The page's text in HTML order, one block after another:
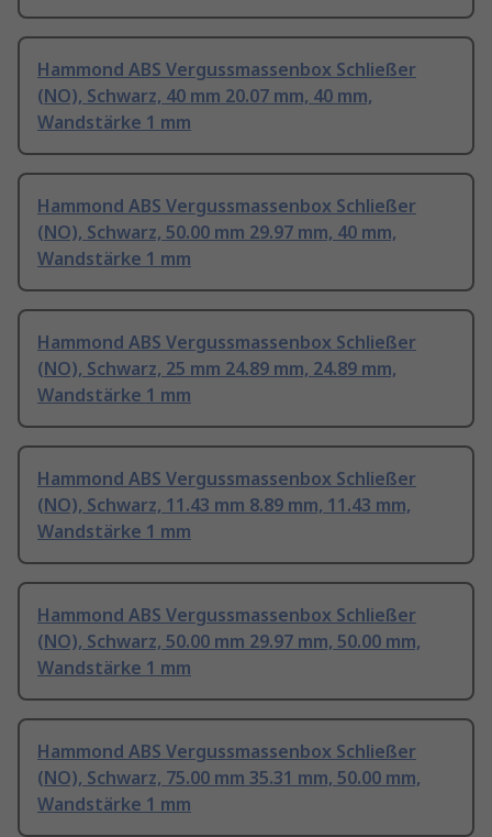
Hammond ABS Vergussmassenbox Schließer
(NO), Schwarz, 40 mm 20.07 mm, 40 mm,
Wandstärke 1 mm
Hammond ABS Vergussmassenbox Schließer
(NO), Schwarz, 50.00 mm 29.97 mm, 40 mm,
Wandstärke 1 mm
Hammond ABS Vergussmassenbox Schließer
(NO), Schwarz, 25 mm 24.89 mm, 24.89 mm,
Wandstärke 1 mm
Hammond ABS Vergussmassenbox Schließer
(NO), Schwarz, 11.43 mm 8.89 mm, 11.43 mm,
Wandstärke 1 mm
Hammond ABS Vergussmassenbox Schließer
(NO), Schwarz, 50.00 mm 29.97 mm, 50.00 mm,
Wandstärke 1 mm
Hammond ABS Vergussmassenbox Schließer
(NO), Schwarz, 75.00 mm 35.31 mm, 50.00 mm,
Wandstärke 1 mm